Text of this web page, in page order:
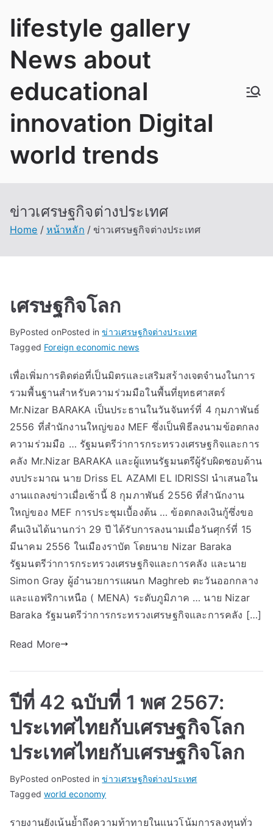
lifestyle gallery
News about
educational
innovation Digital
world trends
ข่าวเศรษฐกิจต่างประเทศ
Home หน้าหลัก ข่าวเศรษฐกิจต่างประเทศ
เศรษฐกิจโลก
ByPosted onPosted inข่าวเศรษฐกิจต่างประเทศ
Tagged Foreign economic news
เพื่อเพิ่มการติดต่อที่เป็นมิตรและเสริมสร้างเจตจำนงในการ
รวมพื้นฐานสำหรับความร่วมมือในพื้นที่ยุทธศาสตร์
Mr.Nizar BARAKA เป็นประธานในวันจันทร์ที่ 4 กุมภาพันธ์
2556 ที่สำนักงานใหญ่ของ MEF ซึ่งเป็นพิธีลงนามข้อตกลง
ความร่วมมือ … รัฐมนตรีว่าการกระทรวงเศรษฐกิจและการ
คลัง Mr.Nizar BARAKA และผู้แทนรัฐมนตรีผู้รับผิดชอบด้าน
งบประมาณ นาย Driss EL AZAMI EL IDRISSI นำเสนอใน
งานแถลงข่าวเมื่อเช้านี้ 8 กุมภาพันธ์ 2556 ที่สำนักงาน
ใหญ่ของ MEF การประชุมเบื้องต้น … ข้อตกลงเงินกู้ซึ่งขอ
คืนเงินได้นานกว่า 29 ปี ได้รับการลงนามเมื่อวันศุกร์ที่ 15
มีนาคม 2556 ในเมืองราบัต โดยนาย Nizar Baraka
รัฐมนตรีว่าการกระทรวงเศรษฐกิจและการคลัง และนาย
Simon Gray ผู้อำนวยการแผนก Maghreb ตะวันออกกลาง
และแอฟริกาเหนือ ( MENA) ระดับภูมิภาค … นาย Nizar
Baraka รัฐมนตรีว่าการกระทรวงเศรษฐกิจและการคลัง […]
Read More
ปีที่ 42 ฉบับที่ 1 พศ 2567:
ประเทศไทยกับเศรษฐกิจโลก
ประเทศไทยกับเศรษฐกิจโลก
ByPosted onPosted inข่าวเศรษฐกิจต่างประเทศ
Taggedworld economy
รายงานยังเน้นย้ำถึงความท้าทายในแนวโน้มการลงทุนทั่ว